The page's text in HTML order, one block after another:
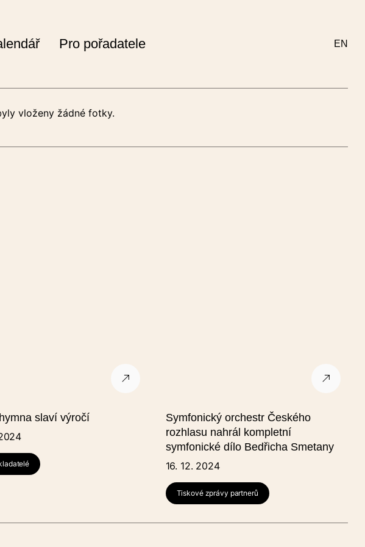
Pro pořadatele EN
vloženy žádné fotky.
slaví výročí
Symfonický orchestr Českého
rozhlasu nahrál kompletní
symfonické dílo Bedřicha Smetany
16. 12. 2024
Tiskové zprávy partnerů
trváním, vložte prosím jen ty
(nepovinné), optimálně 624 x 412 px